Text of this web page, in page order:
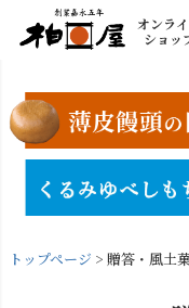
オンラ
ショッ
トップページ 贈答・風土